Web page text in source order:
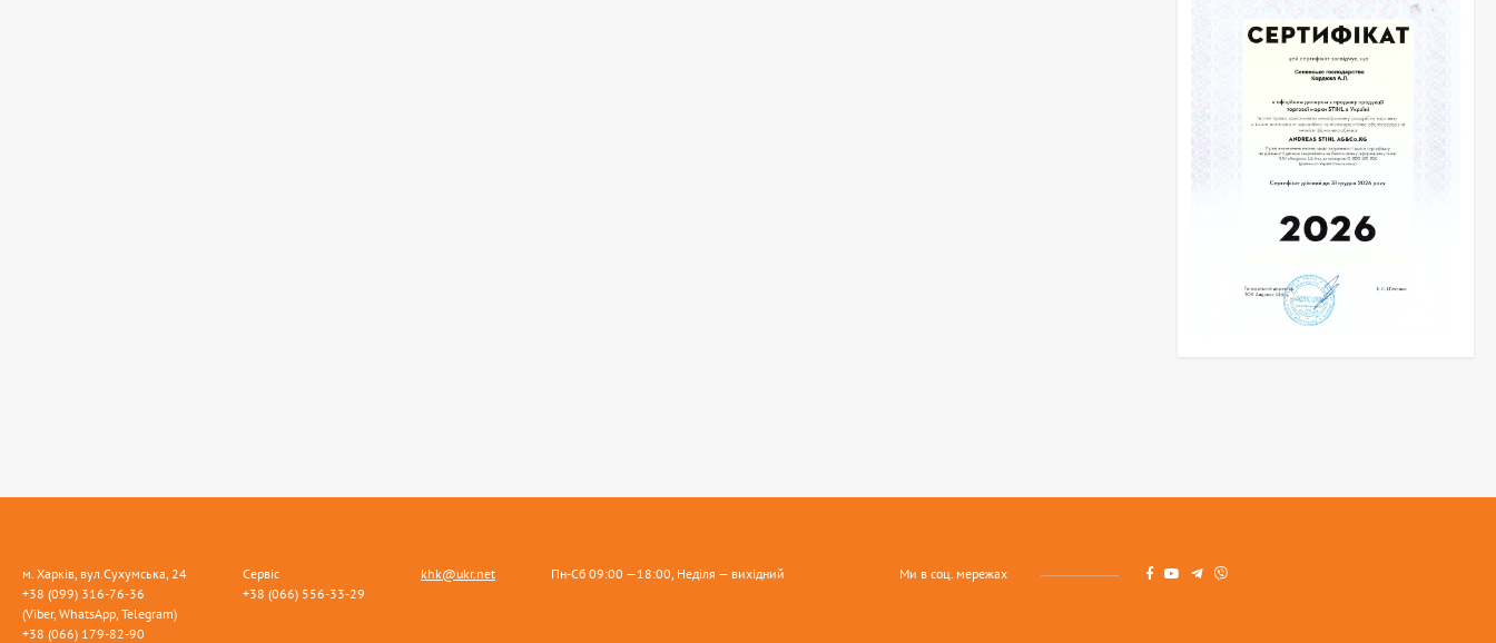
м. Харків, вул.Сухумська, 24
+38 (099) 316-76-36
(Viber, WhatsApp, Telegram)
+38 (066) 179-82-90
Сервіс
+38 (066) 556-33-29
khk@ukr.net Пн-Сб 09:00 —18:00, Неділя — вихідний Ми в соц. мережах